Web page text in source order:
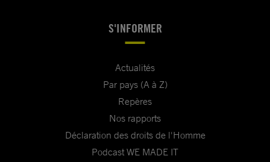
S'INFORMER
Actualités
Par pays (A à Z)
Repères
Nos rapports
Déclaration des droits de l'Homme
Podcast WE MADE IT